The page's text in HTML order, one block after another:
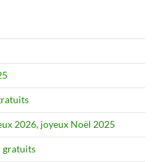
2026, joyeux Noël 2025
gratuits